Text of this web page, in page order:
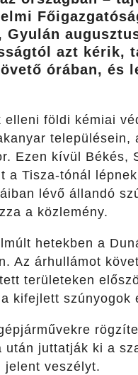
Gyulán
azt kérik,
órában, és
földi kémiai
Ezen kívül Békés,
a Tisza-tónál
lévő állandó
a közlemény.
hetekben a
Az árhullámot
területeken
kifejlett szúnyogok
után juttatják ki a
jelent veszélyt.